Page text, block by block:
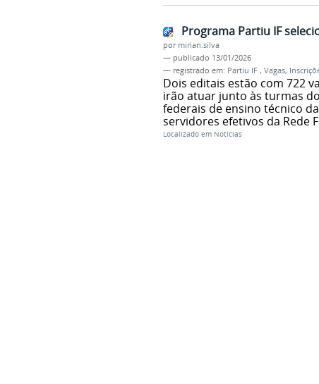
Programa Partiu IF
por mirian.silva
— publicado 13/01/2026
— registrado em: Partiu IF , Vagas,
Dois editais estão com 722
irão atuar junto às turmas
federais de ensino técnico
servidores efetivos da Rede
Localizado em Notícias